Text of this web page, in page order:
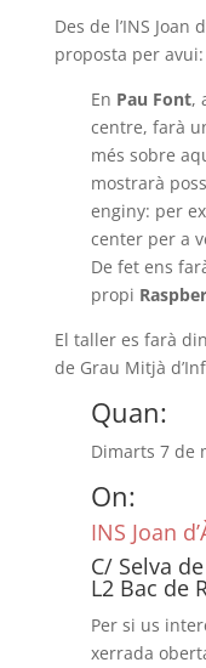
Des de l’INS
proposta per avui:
En Pau Font,
centre, farà
més sobre
mostrarà
enginy: per
center per a
De fet ens
propi
El taller es farà
de Grau Mitjà
Quan:
Dimarts 7 de
On:
INS Joan
C/ Selva
L2 Bac de
Per si us
xerrada